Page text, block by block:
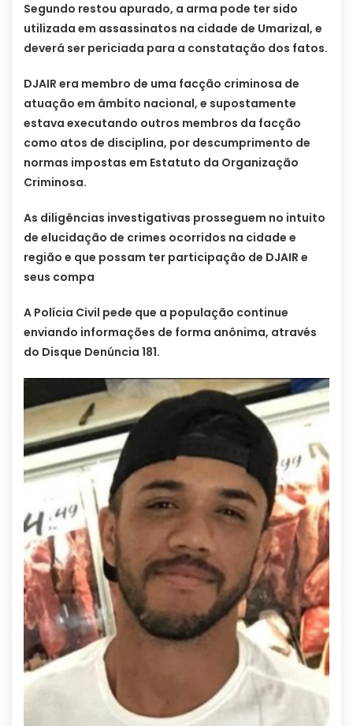
Segundo restou apurado, a arma pode ter sido
utilizada em assassinatos na cidade de Umarizal, e
deverá ser periciada para a constatação dos fatos.
DJAIR era membro de uma facção criminosa de
atuação em âmbito nacional, e supostamente
estava executando outros membros da facção
como atos de disciplina, por descumprimento de
normas impostas em Estatuto da Organização
Criminosa.
As diligências investigativas prosseguem no intuito
de elucidação de crimes ocorridos na cidade e
região e que possam ter participação de DJAIR e
seus compa
A Polícia Civil pede que a população continue
enviando informações de forma anônima, através
do Disque Denúncia 181.